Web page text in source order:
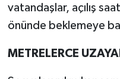
vatandaşlar, açılış
önünde beklemeye
METRELERCE